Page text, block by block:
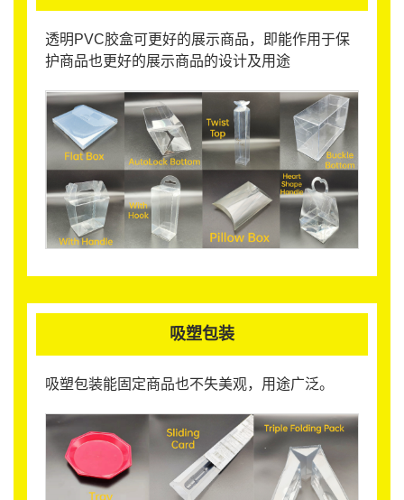
透明PVC胶盒可更好的展示商品，即能作用于保
护商品也更好的展示商品的设计及用途
吸塑包装
吸塑包装能固定商品也不失美观，用途广泛。